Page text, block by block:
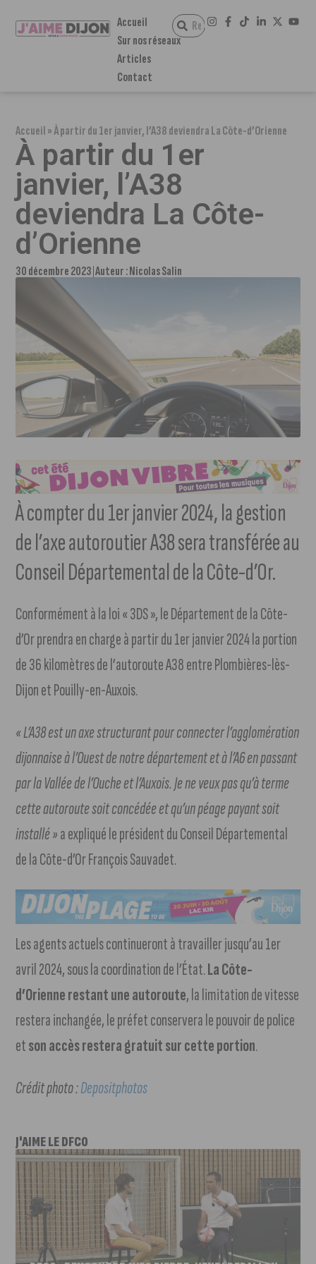
Accueil
Sur nos réseaux
Articles
Contact
Accueil»À partir du 1er janvier, l’A38 deviendra La Côte-d’Orienne
À partir du 1er
janvier, l’A38
deviendra La Côte-
d’Orienne
30 décembre 2023 Auteur :Nicolas Salin
À compter du 1er janvier 2024, la gestion
de l’axe autoroutier A38 sera transférée au
Conseil Départemental de la Côte-d’Or.
Conformément à la loi « 3DS », le Département de la Côte-
d’Or prendra en charge à partir du 1er janvier 2024 la portion
de 36 kilomètres de l’autoroute A38 entre Plombières-lès-
Dijon et Pouilly-en-Auxois.
« L’A38 est un axe structurant pour connecter l’agglomération
dijonnaise à l’Ouest de notre département et à l’A6 en passant
par la Vallée de l’Ouche et l’Auxois. Je ne veux pas qu’à terme
cette autoroute soit concédée et qu’un péage payant soit
installé »a expliqué le président du Conseil Départemental
de la Côte-d’Or François Sauvadet.
Les agents actuels continueront à travailler jusqu’au 1er
avril 2024, sous la coordination de l’État.La Côte-
d’Orienne restant une autoroute, la limitation de vitesse
restera inchangée, le préfet conservera le pouvoir de police
etson accès restera gratuit sur cette portion.
Crédit photo :Depositphotos
J'AIME LE DFCO